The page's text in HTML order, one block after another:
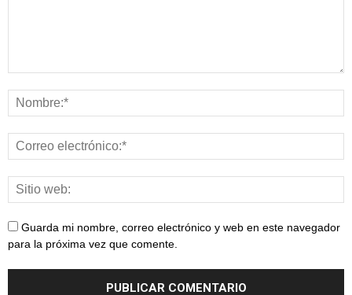
Guarda mi nombre, correo electrónico y web en este navegador
para la próxima vez que comente.